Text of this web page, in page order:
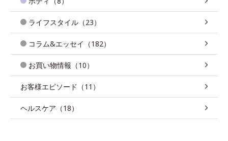
ライフスタイル（23）
コラム&エッセイ（182）
お買い物情報（10）
お客様エピソード（11）
ヘルスケア（18）